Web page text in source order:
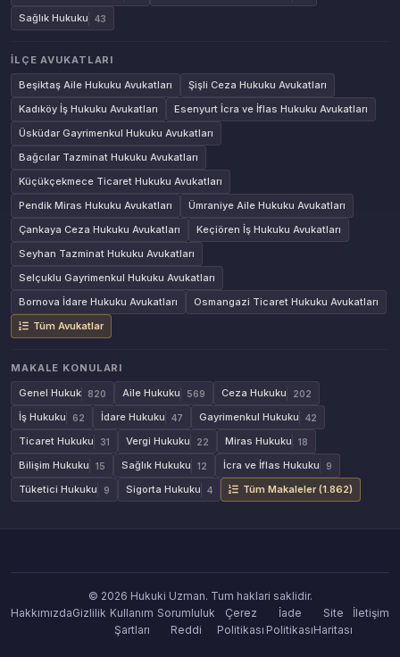
Sağlık Hukuku 43
İLÇE AVUKATLARI
Beşiktaş Aile Hukuku Avukatları
Şişli Ceza Hukuku Avukatları
Kadıköy İş Hukuku Avukatları
Esenyurt İcra ve İflas Hukuku Avukatları
Üsküdar Gayrimenkul Hukuku Avukatları
Bağcılar Tazminat Hukuku Avukatları
Küçükçekmece Ticaret Hukuku Avukatları
Pendik Miras Hukuku Avukatları
Ümraniye Aile Hukuku Avukatları
Çankaya Ceza Hukuku Avukatları
Keçiören İş Hukuku Avukatları
Seyhan Tazminat Hukuku Avukatları
Selçuklu Gayrimenkul Hukuku Avukatları
Bornova İdare Hukuku Avukatları
Osmangazi Ticaret Hukuku Avukatları
Tüm Avukatlar
MAKALE KONULARI
Genel Hukuk
820 Aile Hukuku 569 Ceza Hukuku 202
İş Hukuku 62 İdare Hukuku 47 Gayrimenkul Hukuku 42
Ticaret Hukuku 31 Vergi Hukuku 22 Miras Hukuku 18
Bilişim Hukuku 15 Sağlık Hukuku 12 İcra ve İflas Hukuku 9
Tüketici Hukuku 9 Sigorta Hukuku 4 Tüm Makaleler (1.862)
© 2026 Hukuki Uzman. Tum haklari saklidir.
HakkımızdaGizlilik Kullanım
Şartları
Sorumluluk
Reddi
Çerez
Politikası
İade
Politikası
Site
Haritası
İletişim